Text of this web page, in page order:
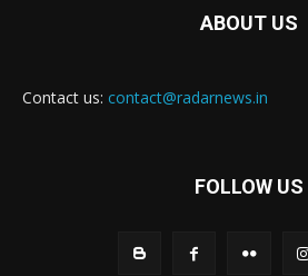
ABOUT US
Contact us: contact@radarnews.in
FOLLOW US